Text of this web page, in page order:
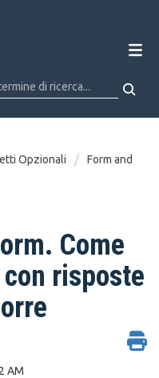
Opzionali
Form and
Come
risposte
AM